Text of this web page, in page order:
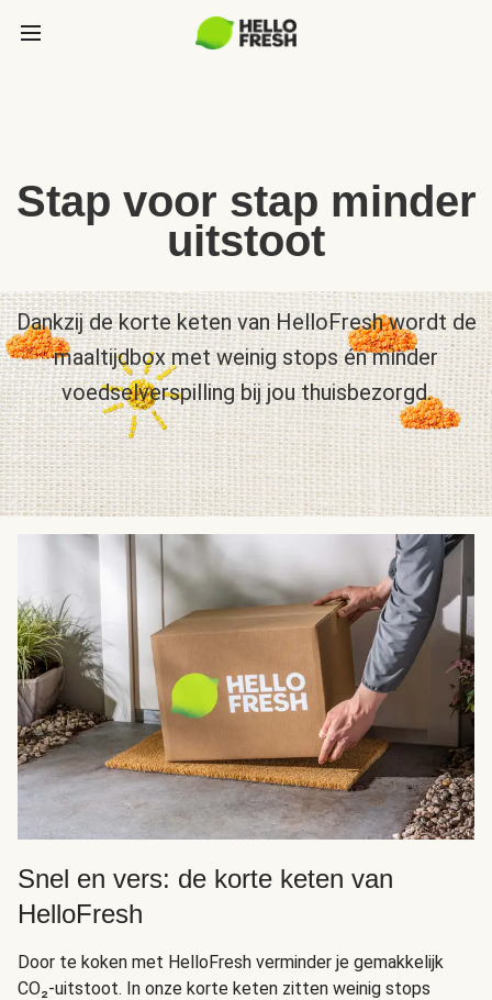
Stap voor stap minder
uitstoot
Dankzij de korte keten van HelloFresh wordt de
maaltijdbox met weinig stops én minder
voedselverspilling bij jou thuisbezorgd.
Snel en vers: de korte keten van
HelloFresh
Door te koken met HelloFresh verminder je gemakkelijk
CO₂-uitstoot. In onze korte keten zitten weinig stops